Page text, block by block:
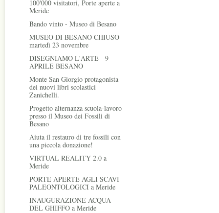
100'000 visitatori, Porte aperte a
Meride
Bando vinto - Museo di Besano
MUSEO DI BESANO CHIUSO
martedì 23 novembre
DISEGNIAMO L'ARTE - 9
APRILE BESANO
Monte San Giorgio protagonista
dei nuovi libri scolastici
Zanichelli.
Progetto alternanza scuola-lavoro
presso il Museo dei Fossili di
Besano
Aiuta il restauro di tre fossili con
una piccola donazione!
VIRTUAL REALITY 2.0 a
Meride
PORTE APERTE AGLI SCAVI
PALEONTOLOGICI a Meride
INAUGURAZIONE ACQUA
DEL GHIFFO a Meride